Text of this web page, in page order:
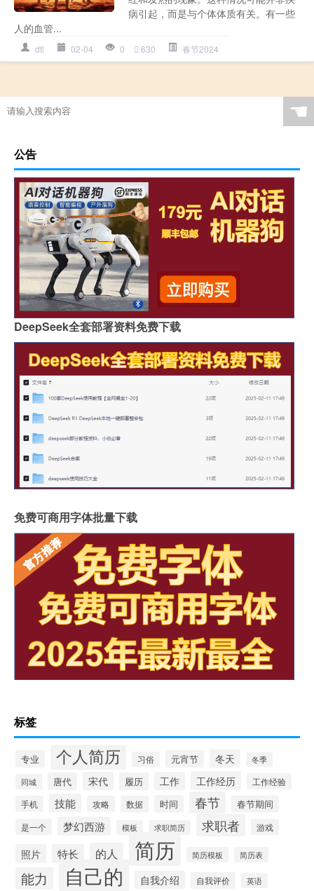
病引起，而是与个体体质有关。有一些
人的血管...
dtl 02-04 0 630 春节2024
☚
公告
DeepSeek全套部署资料免费下载
免费可商用字体批量下载
标签
专业 个人简历 习俗 元宵节 冬天 冬季
同城 唐代 宋代 履历 工作 工作经历
工作经验
手机
技能 攻略 数据 时间 春节 春节期间
是一个 梦幻西游 模板 求职简历 求职者 游戏
照片 特长 的人 简历 简历模板 简历表
能力 自己的 自我介绍 自我评价 英语